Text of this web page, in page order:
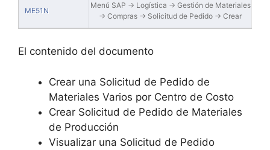
ME51N
Menú SAP → Logística → Gestión de Materiales
→ Compras → Solicitud de Pedido → Crear
El contenido del documento
Crear una Solicitud de Pedido de
Materiales Varios por Centro de Costo
Crear Solicitud de Pedido de Materiales
de Producción
Visualizar una Solicitud de Pedido